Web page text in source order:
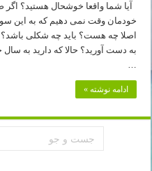
آیا شما واقعا خوشحال هستید؟ اگر
خودمان وقت نمی دهیم که به این
اصلا چه هست؟ باید چه شکلی باشد؟
به دست آورید؟ حالا که دارید به
…
ادامه نوشته »